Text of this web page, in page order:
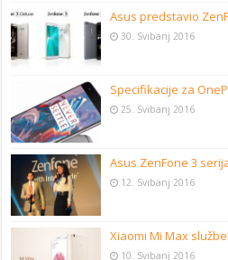
Asus predstavio
30. Svibanj 2016
Specifikacije za
25. Svibanj 2016
Asus ZenFone 3
12. Svibanj 2016
Xiaomi Mi Max
10. Svibanj 2016